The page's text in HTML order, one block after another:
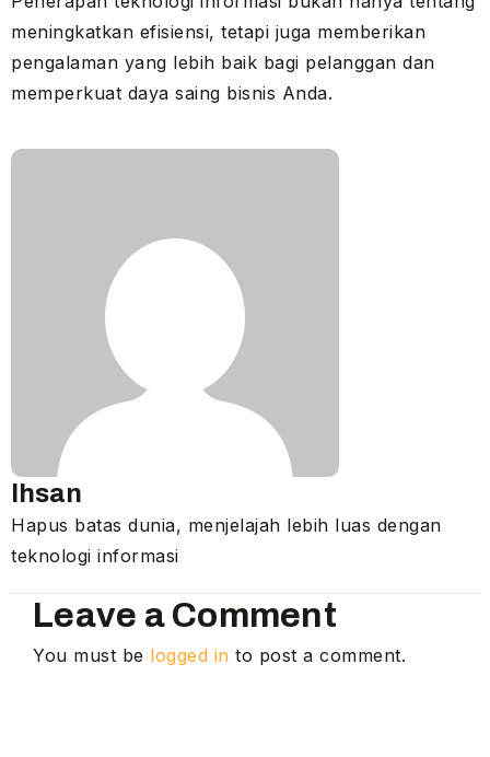
meningkatkan efisiensi, tetapi juga memberikan
pengalaman yang lebih baik bagi pelanggan dan
memperkuat daya saing bisnis Anda.
Ihsan
Hapus batas dunia, menjelajah lebih luas dengan
teknologi informasi
Leave a Comment
You must be logged in to post a comment.